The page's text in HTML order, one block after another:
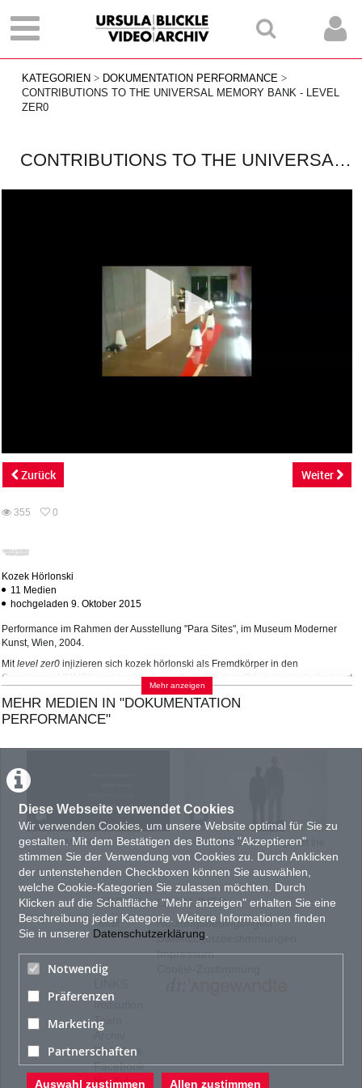
Diese Webseite verwendet Cookies
Wir verwenden Cookies, um unsere Website optimal für Sie zu
gestalten. Mit dem Bestätigen des Buttons "Akzeptieren"
stimmen Sie der Verwendung von Cookies zu. Durch Anklicken
der untenstehenden Checkboxen können Sie auswählen,
welche Cookie-Kategorien Sie zulassen möchten. Durch
Klicken auf die Schaltfläche "Mehr anzeigen" erhalten Sie eine
Beschreibung jeder Kategorie. Weitere Informationen finden
Sie in unserer Datenschutzerklärung
Notwendig
Präferenzen
Marketing
Partnerschaften
Auswahl zustimmen Allen zustimmen
KATEGORIEN
DOKUMENTATION PERFORMANCE
CONTRIBUTIONS TO THE UNIVERSAL MEMORY BANK - LEVEL
ZER0
CONTRIBUTIONS TO THE UNIVERSAL MEMORY BANK - LEVEL ZER0
Zurück Weiter
355
views
0
Kozek Hörlonski
11 Medien
hochgeladen 9. Oktober 2015
Performance im Rahmen der Ausstellung "Para Sites", im Museum Moderner
Kunst, Wien, 2004.
Mitlevel zer0 injizieren sich kozek hörlonski als Fremdkörper in den
Organismus MUMOK und zapfen dann allmählich dem Ort, in einem rhythmisiert
ritualisierten Handlungsmarathon, Informationen ab. Diese werden in einem
Wechselspiel von Kodierung und Dekodierung in ein neues, hermetisches
Bezugssystem übersetzt. Die neun Ebenen des MUMOK definieren und
MuseumsbesucherInnen entziehen. Während das MUMOK-Auditorium zum
Vorfeld gesammelten, wechselnden Zahlenkombinationen der digitalen
Aufzugsanzeige als Basis eines Handlungsablaufes, der die vertikale
rätselhafte Ordnung überführt.
http://kozek-hoerlonski.com/projects/level-zer0/
TAGS: Performance Aktion
Spiel
Ritual
KATEGORIEN: DOKUMENTATION
PERFORMANCE
PRODUKTIONSLAND
AT : Österreich
Originalton
FORMAT
FARBE
Farbe
Mehr anzeigen
MEHR MEDIEN IN "DOKUMENTATION
PERFORMANCE"
HUMANIMALS
Shouting 130 Words Against the
Light
ABOUT
Mail
LEGAL INFO
Nutzungsbedingungen
Datenschutzbestimmungen
Impressum
Institution
Team
Bibliothek
Facebook
YouTube